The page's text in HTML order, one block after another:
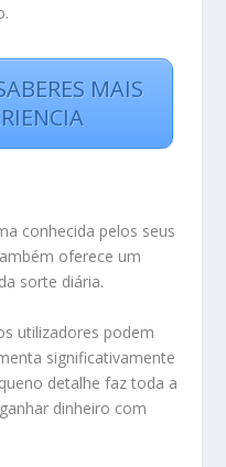
MAIS
conhecida pelos seus
oferece um
sorte diária.
utilizadores podem
significativamente
detalhe faz toda a
dinheiro com